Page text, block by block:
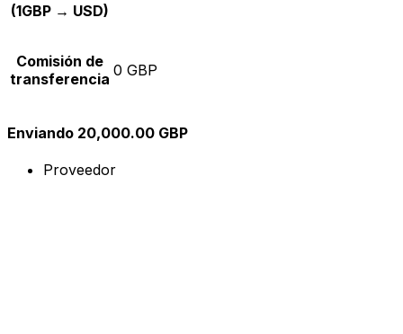
(1GBP → USD)
Comisión de
transferencia 0 GBP
Enviando 20,000.00 GBP
Proveedor